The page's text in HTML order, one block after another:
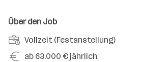
Über den Job
A
n
Vollzeit (Festanstellung)
G
ab 63.000 € jährlich